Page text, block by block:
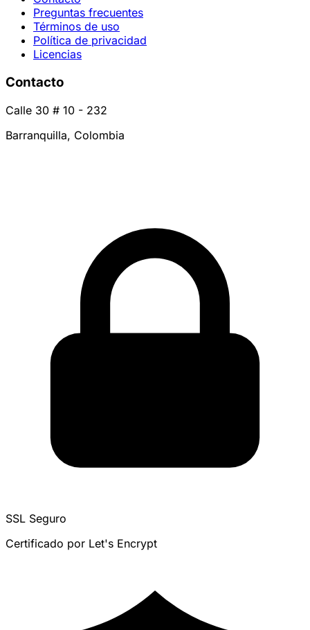
Preguntas frecuentes
Términos de uso
Política de privacidad
Licencias
Contacto
Calle 30 # 10 - 232
Barranquilla, Colombia
SSL Seguro
Certificado por Let's Encrypt